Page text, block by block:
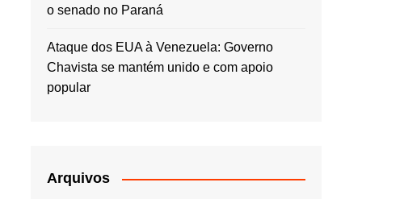
o senado no Paraná
Ataque dos EUA à Venezuela: Governo
Chavista se mantém unido e com apoio
popular
Arquivos